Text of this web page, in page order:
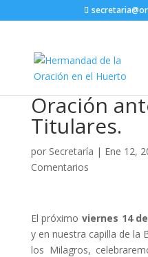
Oración
Titulares.
por Secretaría | Ene 12,
Comentarios
El próximoviernes 14
y en nuestra capilla de la
los Milagros,